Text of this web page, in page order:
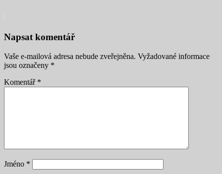
Napsat komentář
Vaše e-mailová adresa nebude zveřejněna. Vyžadované informace
jsou označeny *
Komentář *
Jméno *